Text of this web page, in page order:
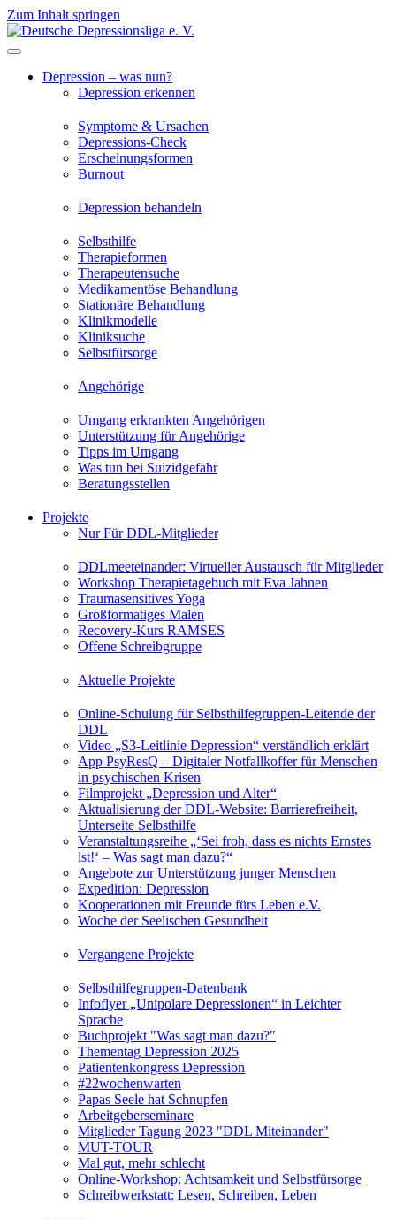
Zum Inhalt springen
Depression – was nun?
Depression erkennen
Symptome & Ursachen
Depressions-Check
Erscheinungsformen
Burnout
Depression behandeln
Selbsthilfe
Therapieformen
Therapeutensuche
Medikamentöse Behandlung
Stationäre Behandlung
Klinikmodelle
Kliniksuche
Selbstfürsorge
Angehörige
Umgang erkrankten Angehörigen
Unterstützung für Angehörige
Tipps im Umgang
Was tun bei Suizidgefahr
Beratungsstellen
Projekte
Nur Für DDL-Mitglieder
DDLmeeteinander: Virtueller Austausch für Mitglieder
Workshop Therapietagebuch mit Eva Jahnen
Traumasensitives Yoga
Großformatiges Malen
Recovery-Kurs RAMSES
Offene Schreibgruppe
Aktuelle Projekte
Online-Schulung für Selbsthilfegruppen-Leitende der
DDL
Video „S3-Leitlinie Depression“ verständlich erklärt
App PsyResQ – Digitaler Notfallkoffer für Menschen
in psychischen Krisen
Filmprojekt „Depression und Alter“
Aktualisierung der DDL-Website: Barrierefreiheit,
Unterseite Selbsthilfe
Veranstaltungsreihe „‘Sei froh, dass es nichts Ernstes
ist!‘ – Was sagt man dazu?“
Angebote zur Unterstützung junger Menschen
Expedition: Depression
Kooperationen mit Freunde fürs Leben e.V.
Woche der Seelischen Gesundheit
Vergangene Projekte
Selbsthilfegruppen-Datenbank
Infoflyer „Unipolare Depressionen“ in Leichter
Sprache
Buchprojekt "Was sagt man dazu?"
Thementag Depression 2025
Patientenkongress Depression
#22wochenwarten
Papas Seele hat Schnupfen
Arbeitgeberseminare
Mitglieder Tagung 2023 "DDL Miteinander"
MUT-TOUR
Mal gut, mehr schlecht
Online-Workshop: Achtsamkeit und Selbstfürsorge
Schreibwerkstatt: Lesen, Schreiben, Leben